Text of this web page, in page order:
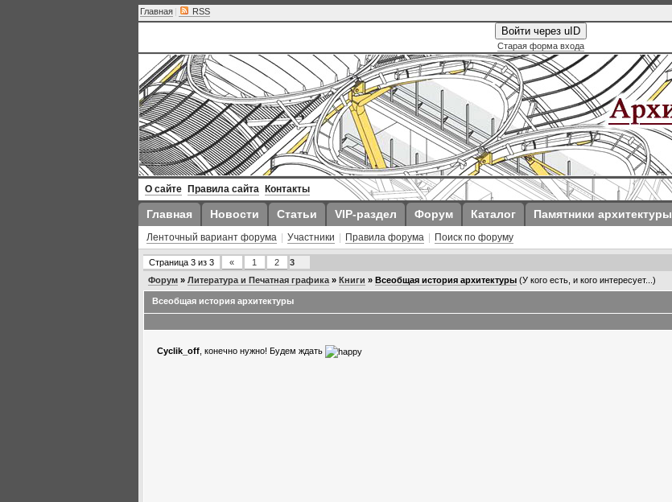
Главная | RSS
Войти через uID
Старая форма входа
О сайте Правила сайта Контакты
Главная Новости Статьи VIP-раздел Форум Каталог Памятники архитектуры
Ленточный вариант форума Участники Правила форума Поиск по форуму
Страница 3 из 3 « 1 2
3
Форум » Литература и Печатная графика » Книги » Всеобщая история архитектуры (У кого есть, и кого интересует...)
Всеобщая история архитектуры
Cyclik_off , конечно нужно! Будем ждать